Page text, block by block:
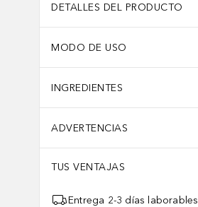
DETALLES DEL PRODUCTO
MODO DE USO
INGREDIENTES
ADVERTENCIAS
TUS VENTAJAS
Entrega 2-3 días laborables